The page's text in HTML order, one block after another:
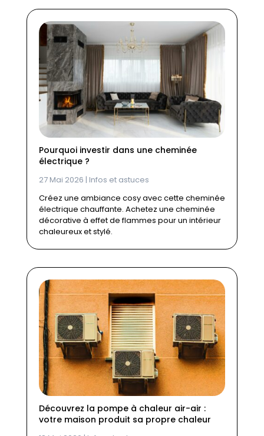
Pourquoi investir dans une cheminée
électrique ?
27 Mai 2026 | Infos et astuces
Créez une ambiance cosy avec cette cheminée
électrique chauffante. Achetez une cheminée
décorative à effet de flammes pour un intérieur
chaleureux et stylé.
Découvrez la pompe à chaleur air-air :
votre maison produit sa propre chaleur